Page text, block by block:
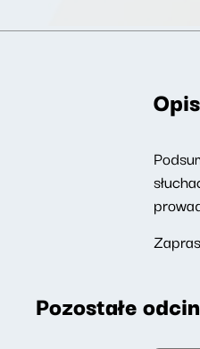
Pozostałe